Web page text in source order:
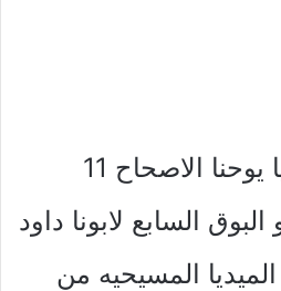
11 تفسير سفر رؤيا يوحنا الاصحاح 11
السابع لابونا داود
المسيحيه من